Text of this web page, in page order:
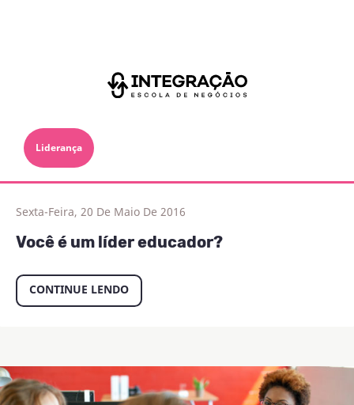
Liderança
Sexta-Feira, 20 De Maio De 2016
Você é um líder educador?
CONTINUE LENDO